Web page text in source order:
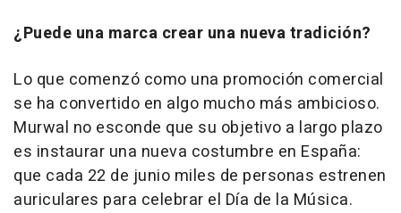
¿Puede una marca crear una nueva tradición?
Lo que comenzó como una promoción comercial
se ha convertido en algo mucho más ambicioso.
Murwal no esconde que su objetivo a largo plazo
es instaurar una nueva costumbre en España:
que cada 22 de junio miles de personas estrenen
auriculares para celebrar el Día de la Música.